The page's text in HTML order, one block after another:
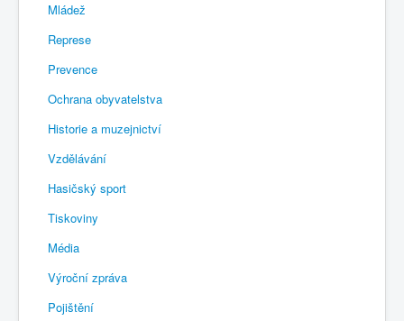
Mládež
Represe
Prevence
Ochrana obyvatelstva
Historie a muzejnictví
Vzdělávání
Hasičský sport
Tiskoviny
Média
Výroční zpráva
Pojištění